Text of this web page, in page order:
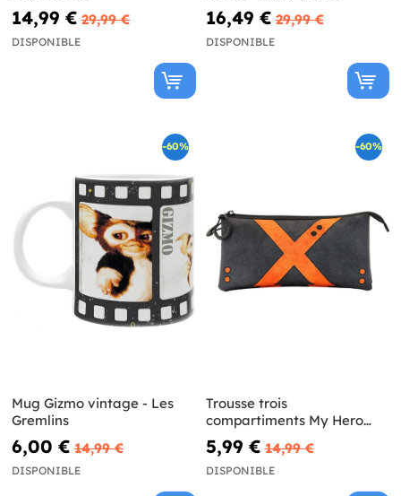
14,99 € 29,99 €
DISPONIBLE
16,49 € 29,99 €
DISPONIBLE
-60%
Mug Gizmo vintage - Les
Gremlins
6,00 € 14,99 €
DISPONIBLE
-60%
Trousse trois
compartiments My Hero
Academia
5,99 € 14,99 €
DISPONIBLE